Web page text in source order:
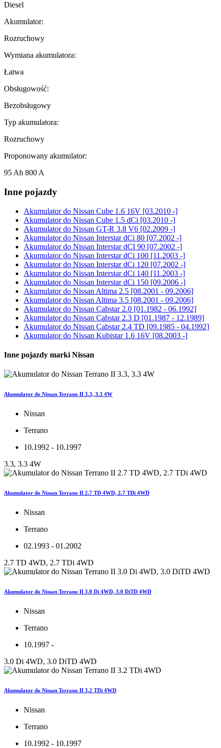
Diesel
Akumulator:
Rozruchowy
Wymiana akumulatora:
Łatwa
Obsługowość:
Bezobsługowy
Typ akumulatora:
Rozruchowy
Proponowany akumulator:
95 Ah 800 A
Inne pojazdy
Akumulator do Nissan Cube 1.6 16V [03.2010 -]
Akumulator do Nissan Cube 1.5 dCi [03.2010 -]
Akumulator do Nissan GT-R 3.8 V6 [02.2009 -]
Akumulator do Nissan Interstar dCi 80 [07.2002 -]
Akumulator do Nissan Interstar dCI 90 [07.2002 -]
Akumulator do Nissan Interstar dCi 100 [11.2003 -]
Akumulator do Nissan Interstar dCi 120 [07.2002 -]
Akumulator do Nissan Interstar dCi 140 [11.2003 -]
Akumulator do Nissan Interstar dCi 150 [09.2006 -]
Akumulator do Nissan Altima 2.5 [08.2001 - 09.2006]
Akumulator do Nissan Altima 3.5 [08.2001 - 09.2006]
Akumulator do Nissan Cabstar 2.0 [01.1982 - 06.1992]
Akumulator do Nissan Cabstar 2.3 D [01.1987 - 12.1989]
Akumulator do Nissan Cabstar 2.4 TD [09.1985 - 04.1992]
Akumulator do Nissan Kubistar 1.6 16V [08.2003 -]
Inne pojazdy marki Nissan
Akumulator do Nissan Terrano II 3.3, 3.3 4W
Nissan
Terrano
10.1992 - 10.1997
3.3, 3.3 4W
Akumulator do Nissan Terrano II 2.7 TD 4WD, 2.7 TDi 4WD
Nissan
Terrano
02.1993 - 01.2002
2.7 TD 4WD, 2.7 TDi 4WD
Akumulator do Nissan Terrano II 3.0 Di 4WD, 3.0 DiTD 4WD
Nissan
Terrano
10.1997 -
3.0 Di 4WD, 3.0 DiTD 4WD
Akumulator do Nissan Terrano II 3.2 TDi 4WD
Nissan
Terrano
10.1992 - 10.1997